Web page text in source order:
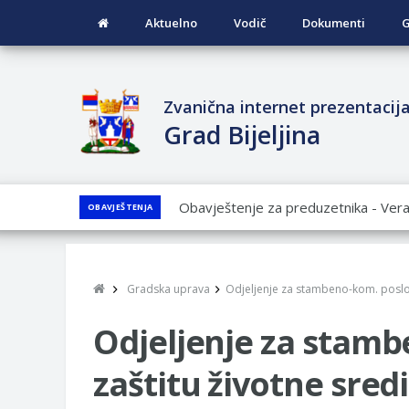
Aktuelno Vodič Dokumenti
Zvanična internet prezentacija
Grad Bijeljina
OBAVJEŠTENJA
JAVNI POZIV ZA PRIJAVU
JAVNI KONKURS ZA DODJELU
PRELIMINARNA RANG LISTA
VOJSKE REPUBLIKE SRPSKE U
SOCIJALNE POTREBE
Obrasci zahtjeva za regresirano
Gradska uprava Odjeljenje za stambeno-kom.
Odjeljenje za
zaštitu životne